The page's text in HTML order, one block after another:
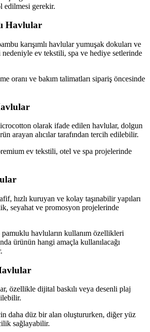
edilmesi gerekir.
Havlular
karışımlı havlular yumuşak dokuları ve
ev tekstili, spa ve hediye setlerinde
oranı ve bakım talimatları sipariş öncesinde
olarak ifade edilen havlular, dolgun
arayan alıcılar tarafından tercih edilebilir.
ev tekstili, otel ve spa projelerinde
hızlı kuruyan ve kolay taşınabilir yapıları
seyahat ve promosyon projelerinde
havluların kullanım özellikleri
ürünün hangi amaçla kullanılacağı
özellikle dijital baskılı veya desenli plaj
daha düz bir alan oluştururken, diğer yüz
sağlayabilir.